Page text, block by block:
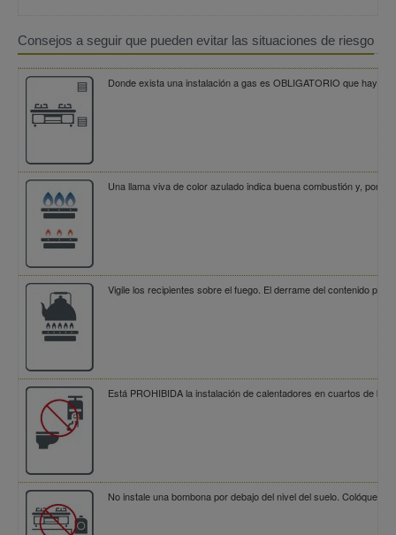
Consejos a seguir que pueden evitar las situaciones de riesgo
Donde exista una instalación a gas es OBLIGATORIO que haya
Una llama viva de color azulado indica buena combustión y, por
Vigile los recipientes sobre el fuego. El derrame del contenido
Está PROHIBIDA la instalación de calentadores en cuartos de
No instale una bombona por debajo del nivel del suelo. Colóquela